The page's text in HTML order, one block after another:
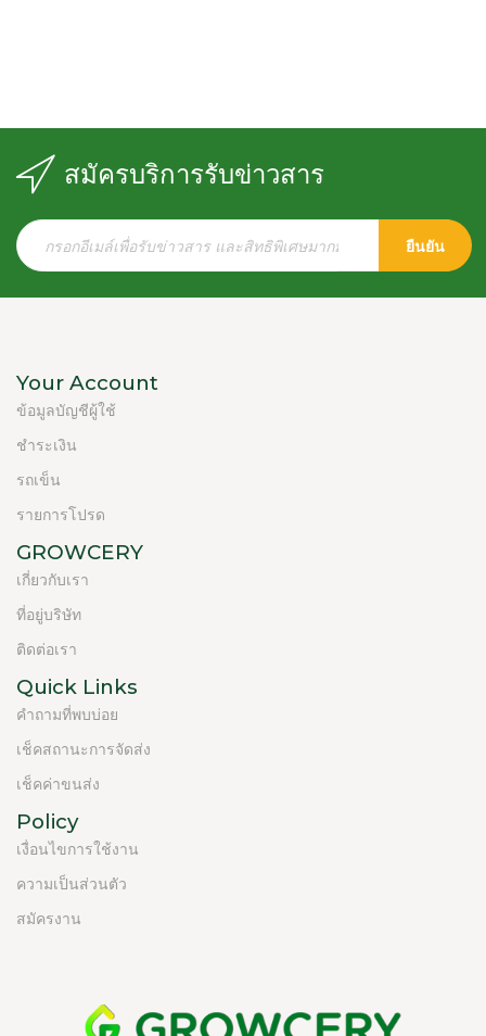
สมัครบริการรับข่าวสาร
ยืนยัน
Your Account
ข้อมูลบัญชีผู้ใช้
ชำระเงิน
รถเข็น
รายการโปรด
GROWCERY
เกี่ยวกับเรา
ที่อยู่บริษัท
ติดต่อเรา
Quick Links
คำถามที่พบบ่อย
เช็คสถานะการจัดส่ง
เช็คค่าขนส่ง
Policy
เงื่อนไขการใช้งาน
ความเป็นส่วนตัว
สมัครงาน